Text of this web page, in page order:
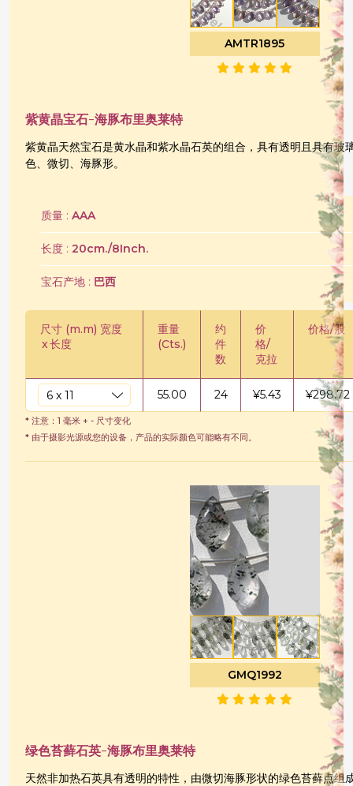
AMTR1895
紫黄晶宝石-海豚布里奥莱特
紫黄晶天然宝石是黄水晶和紫水晶石英的组合，具有透明且具有玻
色、微切、海豚形。
质量 : AAA
长度 : 20cm./8Inch.
宝石产地 : 巴西
尺寸 (m.m) 宽度
x长度
重量
(Cts.)
约
件
数
价
格/
克拉
价格/股
55.00 24 ¥5.43 ¥298.72
* 注意：1 毫米 + - 尺寸变化
* 由于摄影光源或您的设备，产品的实际颜色可能略有不同。
GMQ1992
绿色苔藓石英-海豚布里奥莱特
天然非加热石英具有透明的特性，由微切海豚形状的绿色苔藓点组